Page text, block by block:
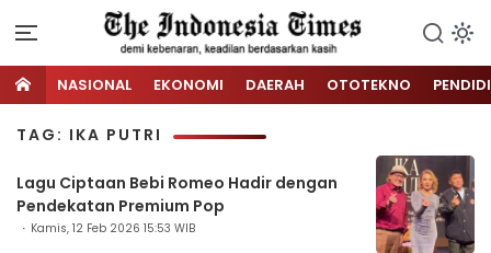
NASIONAL EKONOMI DAERAH OTOTEKNO
TAG: IKA PUTRI
Lagu Ciptaan Bebi Romeo Hadir dengan
Pendekatan Premium Pop
Kamis, 12 Feb 2026 15:53 WIB